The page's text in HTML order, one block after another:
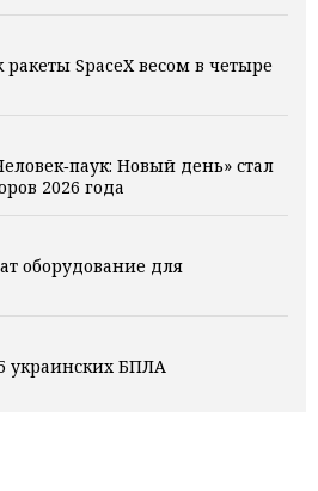
ракеты SpaceX весом в четыре
Новый день» стал
2026 года
оборудование для
украинских БПЛА